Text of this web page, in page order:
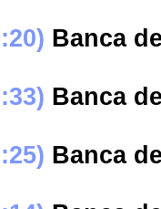
Banca
Banca
Banca